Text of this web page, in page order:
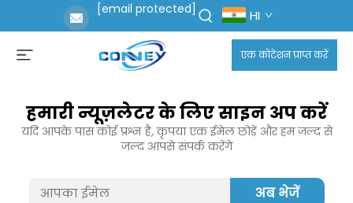
[email protected] HI
एक कोटेशन प्राप्त करें
हमारी न्यूज़लेटर के लिए साइन अप करें
यदि आपके पास कोई प्रश्न है, कृपया एक ईमेल छोड़ें और हम जल्द से
जल्द आपसे संपर्क करेंगे
अब भेजें